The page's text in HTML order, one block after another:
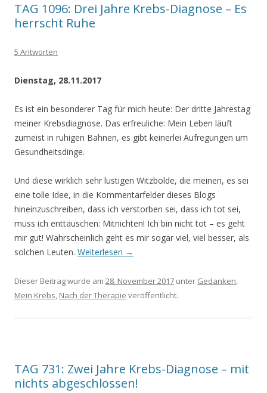
TAG 1096: Drei Jahre Krebs-Diagnose – Es
herrscht Ruhe
5 Antworten
Dienstag, 28.11.2017
Es ist ein besonderer Tag für mich heute: Der dritte Jahrestag
meiner Krebsdiagnose. Das erfreuliche: Mein Leben läuft
zumeist in ruhigen Bahnen, es gibt keinerlei Aufregungen um
Gesundheitsdinge.
Und diese wirklich sehr lustigen Witzbolde, die meinen, es sei
eine tolle Idee, in die Kommentarfelder dieses Blogs
hineinzuschreiben, dass ich verstorben sei, dass ich tot sei,
muss ich enttäuschen: Mitnichten! Ich bin nicht tot – es geht
mir gut! Wahrscheinlich geht es mir sogar viel, viel besser, als
solchen Leuten. Weiterlesen →
Dieser Beitrag wurde am 28. November 2017 unter Gedanken,
Mein Krebs, Nach der Therapie veröffentlicht.
TAG 731: Zwei Jahre Krebs-Diagnose – mit
nichts abgeschlossen!